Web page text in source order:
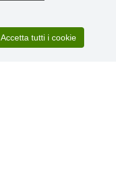
Accetta tutti i cookie